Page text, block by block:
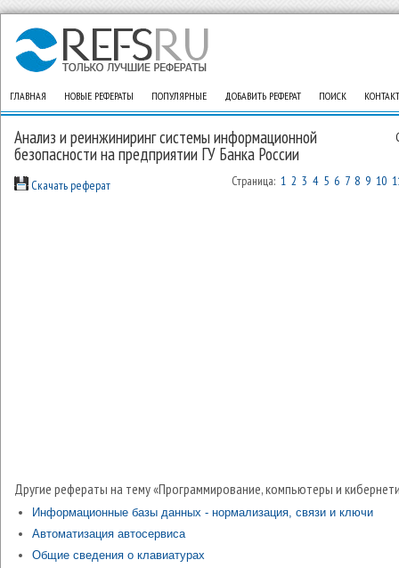
ГЛАВНАЯ НОВЫЕ РЕФЕРАТЫ ПОПУЛЯРНЫЕ ДОБАВИТЬ РЕФЕРАТ ПОИСК
Анализ и реинжиниринг системы информационной
безопасности на предприятии ГУ Банка России
Скачать реферат Страница: 1 2 3 4 5 6 7 8 9 10
Другие рефераты на тему «Программирование, компьютеры и
Информационные базы данных - нормализация, связи и ключи
Автоматизация автосервиса
Общие сведения о клавиатурах